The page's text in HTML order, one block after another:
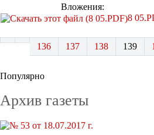
Вложения:
8
136 137 138 139
Популярно
Архив газеты